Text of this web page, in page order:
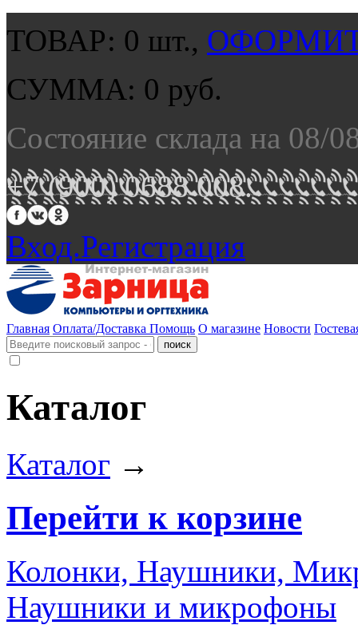
ТОВАР: 0 шт.,
СУММА: 0 руб.
Состояние склада на 08/
+7 (900) 0688 008.
Вход.Регистрация
Главная Оплата/Доставка Помощь О магазине Новости
Каталог
Каталог →
Перейти к корзине
Колонки, Наушники,
Наушники и микрофоны